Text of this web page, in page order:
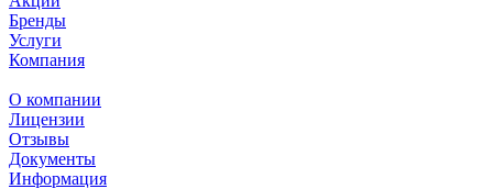
Бренды
Услуги
Компания
О компании
Лицензии
Отзывы
Документы
Информация